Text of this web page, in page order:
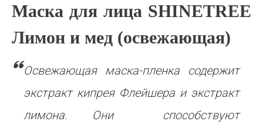
Маска для лица SHINETREE
Лимон и мед (освежающая)
Освежающая маска-пленка содержит
экстракт кипрея Флейшера и экстракт
лимона. Они способствуют